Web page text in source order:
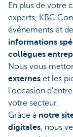
En plus de votre
experts, KBC
événements et
informations
collègues
Nous vous
externes et les
l'occasion
votre secteur.
Grâce à notre
digitales , nous